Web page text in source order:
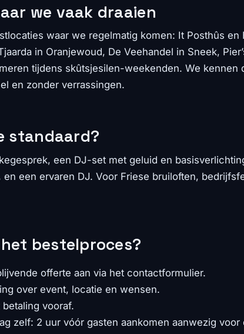
we vaak draaien
waar we regelmatig komen: It Posthûs
in Oranjewoud, De Veehandel in Sneek,
tijdens skûtsjesilen-weekenden. We
en zonder verrassingen.
standaard?
een DJ-set met geluid en
een ervaren DJ. Voor Friese bruiloften,
bestelproces?
offerte aan via het contactformulier.
over event, locatie en wensen.
vooraf.
zelf: 2 uur vóór gasten aankomen aanwezig